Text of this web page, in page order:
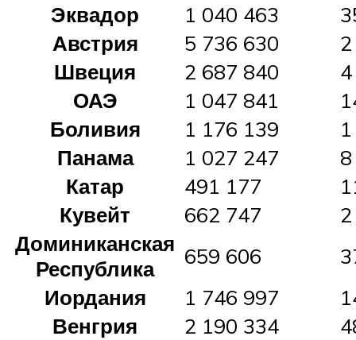
Эквадор
1 040 463
Австрия
5 736 630
Швеция
2 687 840
ОАЭ
1 047 841
Боливия
1 176 139
Панама
1 027 247
Катар
491 177
Кувейт
662 747
Доминиканская
Республика
659 606
Иордания
1 746 997
Венгрия
2 190 334